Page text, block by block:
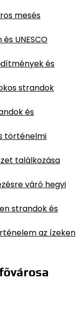
mesés
UNESCO
és
strandok
és
történelmi
találkozása
váró hegyi
strandok és
az ízeken